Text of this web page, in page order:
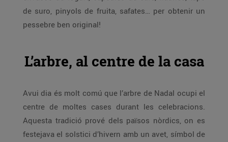
de suro, pinyols de fruita, safates… per obtenir un
pessebre ben original!
L’arbre, al centre de la casa
Avui dia és molt comú que l’arbre de Nadal ocupi el
centre de moltes cases durant les celebracions.
Aquesta tradició prové dels països nòrdics, on es
festejava el solstici d’hivern amb un avet, símbol de